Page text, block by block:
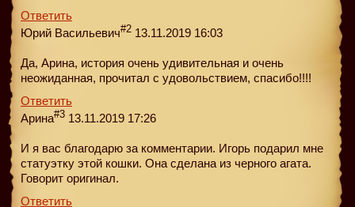
Ответить
Юрий Васильевич#2 13.11.2019 16:03
Да, Арина, история очень удивительная и очень
неожиданная, прочитал с удовольствием, спасибо!!!!
Ответить
Арина#3 13.11.2019 17:26
И я вас благодарю за комментарии. Игорь подарил мне
статуэтку этой кошки. Она сделана из черного агата.
Говорит оригинал.
Ответить